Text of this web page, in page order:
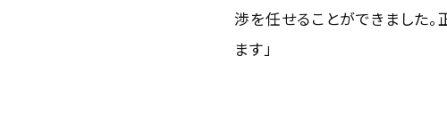
渉を任せることができました
ます」